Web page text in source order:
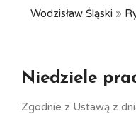
Wodzisław Śląski »
Niedziele
Zgodnie z Ustawą z